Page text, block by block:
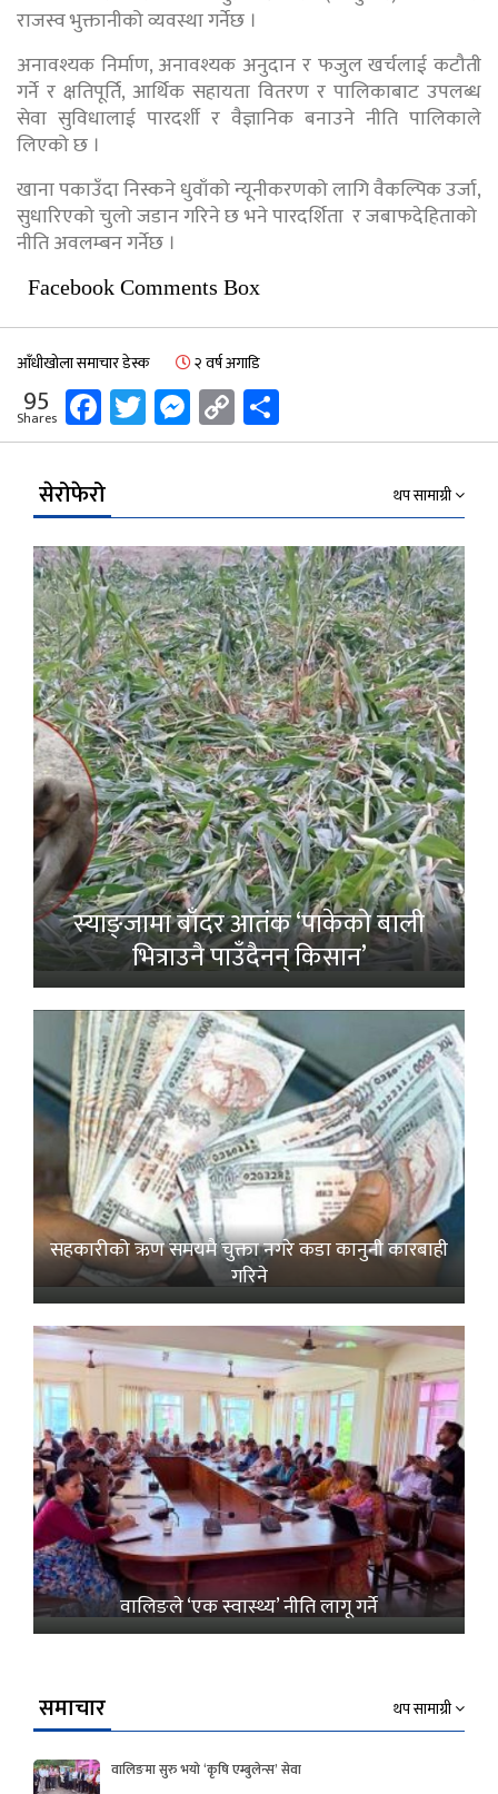
राजस्व भुक्तानीको व्यवस्था गर्नेछ ।
अनावश्यक निर्माण, अनावश्यक अनुदान र फजुल खर्चलाई कटौती
गर्ने र क्षतिपूर्ति, आर्थिक सहायता वितरण र पालिकाबाट उपलब्ध
सेवा सुविधालाई पारदर्शी र वैज्ञानिक बनाउने नीति पालिकाले
लिएको छ ।
खाना पकाउँदा निस्कने धुवाँको न्यूनीकरणको लागि वैकल्पिक उर्जा,
सुधारिएको चुलो जडान गरिने छ भने पारदर्शिता र जबाफदेहिताको
नीति अवलम्बन गर्नेछ ।
Facebook Comments Box
आँधीखोला समाचार डेस्क २ वर्ष अगाडि
95
Shares Facebook
Twitter
Messenger
Copy
Link
सेरोफेरो थप सामाग्री
स्याङ्जामा बाँदर आतंक ‘पाकेको बाली
भित्राउनै पाउँदैनन् किसान’
सहकारीको ऋण समयमै चुक्ता नगरे कडा कानुनी कारबाही
गरिने
वालिङले ‘एक स्वास्थ्य’ नीति लागू गर्ने
समाचार थप सामाग्री
वालिङमा सुरु भयो ‘कृषि एम्बुलेन्स’ सेवा